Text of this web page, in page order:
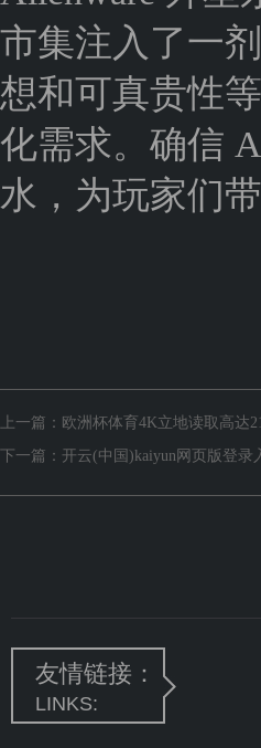
市集注入了一
想和可真贵性
化需求。确信
水，为玩家们
上一篇： 欧洲杯体育4K立地读取高达
下一篇： 开云(中国)kaiyun网页版登录
友情链接：
LINKS: